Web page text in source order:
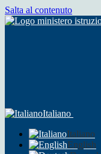
Salta al contenuto
Italiano
Italiano
English